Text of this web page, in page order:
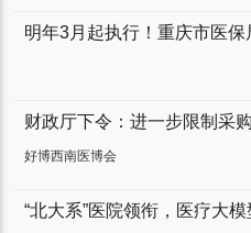
明年3月起执行！重庆市医
财政厅下令：进一步限制采
好博西南医博会
“北大系”医院领衔，医疗大